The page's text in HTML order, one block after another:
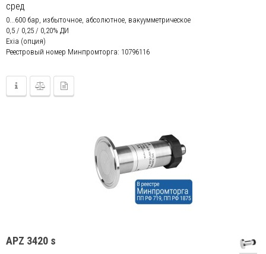
сред
0...600 бар, избыточное, абсолютное, вакуумметрическое
0,5 / 0,25 / 0,20% ДИ
Exia (опция)
Реестровый номер Минпромторга: 10796116
APZ 3420 s